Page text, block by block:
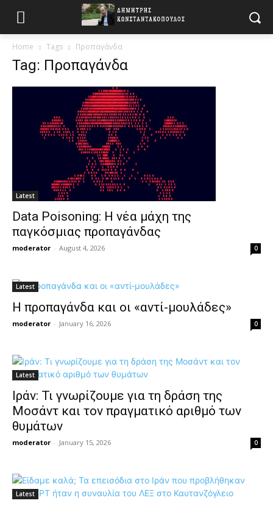
Home Tags Προπαγάνδα
Tag: Προπαγάνδα
Latest
Data Poisoning: Η νέα μάχη της
παγκόσμιας προπαγάνδας
moderator - August 4, 2026 0
Latest
Η προπαγάνδα και οι «αντί-μουλάδες»
moderator - January 16, 2026 0
Latest
Ιράν: Τι γνωρίζουμε για τη δράση της
Μοσάντ και τον πραγματικό αριθμό των
θυμάτων
moderator - January 15, 2026 0
Latest